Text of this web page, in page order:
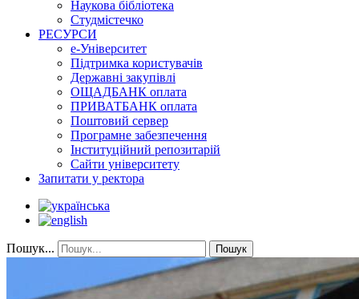
Наукова бібліотека
Студмістечко
РЕСУРСИ
е-Університет
Підтримка користувачів
Державні закупівлі
ОЩАДБАНК оплата
ПРИВАТБАНК оплата
Поштовий сервер
Програмне забезпечення
Інституційний репозитарій
Сайти університету
Запитати у ректора
Пошук... Пошук